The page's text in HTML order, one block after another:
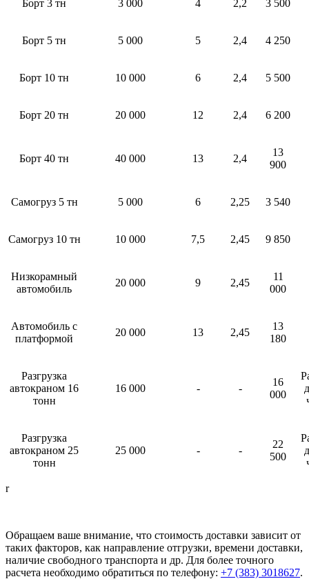
Борт 3 тн 3 000 4 2,2 3 500
Борт 5 тн 5 000 5 2,4 4 250
Борт 10 тн 10 000 6 2,4 5 500
Борт 20 тн 20 000 12 2,4 6 200
Борт 40 тн 40 000 13 2,4
13
900
Самогруз 5 тн 5 000 6 2,25 3 540
Самогруз 10 тн 10 000 7,5 2,45 9 850
Низкорамный
автомобиль
20 000 9 2,45
11
000
Автомобиль с
платформой
20 000 13 2,45
13
180
Разгрузка
автокраном 16
тонн
16 000 - -
16
000
Разгрузка
автокраном 25
тонн
25 000 - -
22
500
r
Обращаем ваше внимание, что стоимость доставки зависит от
таких факторов, как направление отгрузки, времени доставки,
наличие свободного транспорта и др. Для более точного
расчета необходимо обратиться по телефону: +7 (383) 3018627.